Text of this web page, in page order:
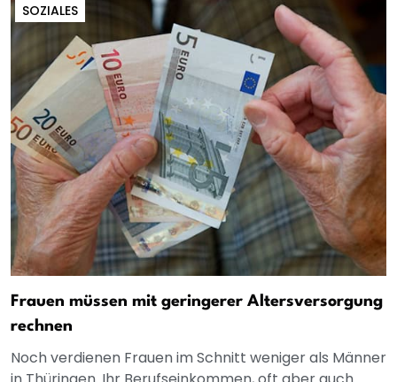
SOZIALES
Frauen müssen mit geringerer Altersversorgung
rechnen
Noch verdienen Frauen im Schnitt weniger als Männer